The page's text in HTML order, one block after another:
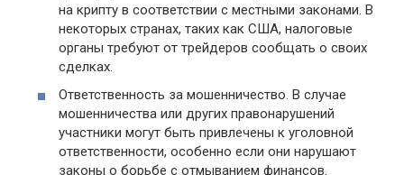
на крипту в соответствии с местными законами. В
некоторых странах, таких как США, налоговые
органы требуют от трейдеров сообщать о своих
сделках.
Ответственность за мошенничество. В случае
мошенничества или других правонарушений
участники могут быть привлечены к уголовной
ответственности, особенно если они нарушают
законы о борьбе с отмыванием финансов.